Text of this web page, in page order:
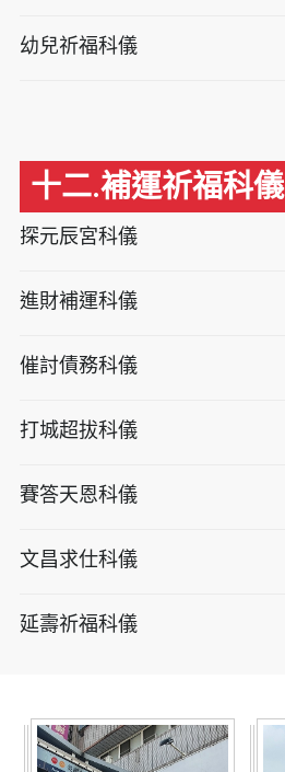
幼兒祈福科儀
十二.補運祈福科儀
探元辰宮科儀
進財補運科儀
催討債務科儀
打城超拔科儀
賽答天恩科儀
文昌求仕科儀
延壽祈福科儀